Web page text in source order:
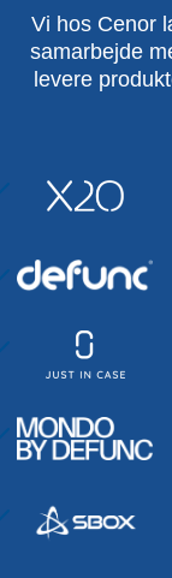
Vi hos Cenor
samarbejde
levere